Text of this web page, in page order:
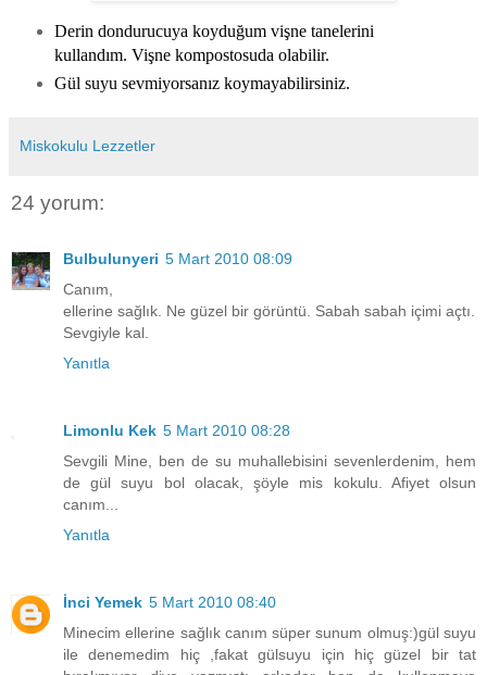
Derin dondurucuya koyduğum vişne tanelerini
kullandım. Vişne kompostosuda olabilir.
Gül suyu sevmiyorsanız koymayabilirsiniz.
Miskokulu Lezzetler
24 yorum:
Bulbulunyeri 5 Mart 2010 08:09
Canım,
ellerine sağlık. Ne güzel bir görüntü. Sabah sabah içimi açtı.
Sevgiyle kal.
Yanıtla
Limonlu Kek 5 Mart 2010 08:28
Sevgili Mine, ben de su muhallebisini sevenlerdenim, hem
de gül suyu bol olacak, şöyle mis kokulu. Afiyet olsun
canım...
Yanıtla
İnci Yemek 5 Mart 2010 08:40
Minecim ellerine sağlık canım süper sunum olmuş:)gül suyu
ile denemedim hiç ,fakat gülsuyu için hiç güzel bir tat